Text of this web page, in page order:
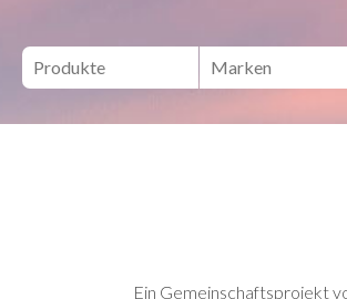
Ein Gemeinschaftsprojekt